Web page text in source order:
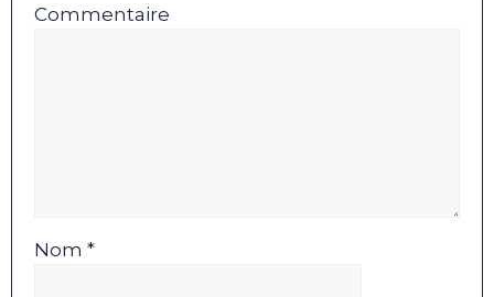
Commentaire
Nom *